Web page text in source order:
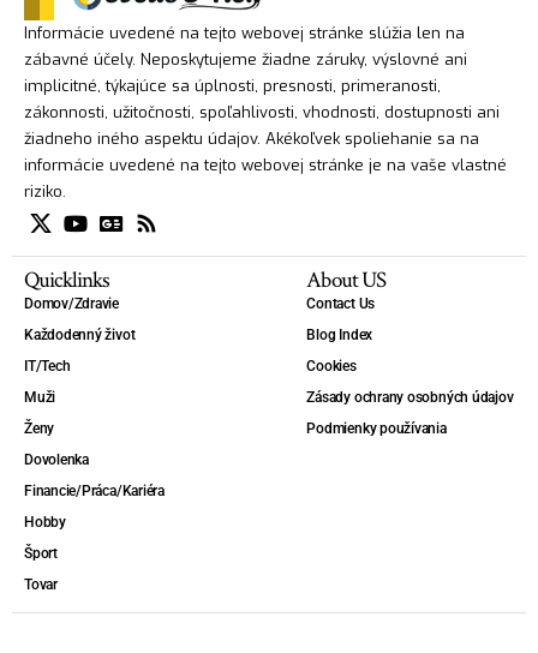
Informácie uvedené na tejto webovej stránke slúžia len na
zábavné účely. Neposkytujeme žiadne záruky, výslovné ani
implicitné, týkajúce sa úplnosti, presnosti, primeranosti,
zákonnosti, užitočnosti, spoľahlivosti, vhodnosti, dostupnosti ani
žiadneho iného aspektu údajov. Akékoľvek spoliehanie sa na
informácie uvedené na tejto webovej stránke je na vaše vlastné
riziko.
Quicklinks
Domov/Zdravie
Každodenný život
IT/Tech
Muži
Ženy
Dovolenka
Financie/Práca/Kariéra
Hobby
Šport
Tovar
About US
Contact Us
Blog Index
Cookies
Zásady ochrany osobných údajov
Podmienky používania